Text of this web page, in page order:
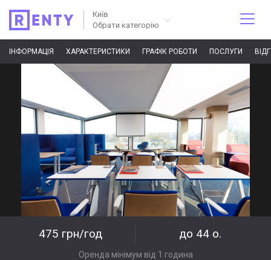
Київ
Обрати категорію
ІНФОРМАЦІЯ ХАРАКТЕРИСТИКИ ГРАФІК РОБОТИ ПОСЛУГИ
475 грн/год до 44 о.
Оренда мінімум від 1 година